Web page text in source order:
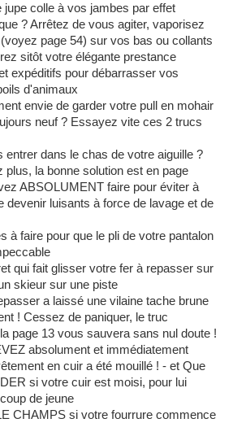
jupe colle à vos jambes par effet
? Arrêtez de vous agiter, vaporisez
page 54) sur vos bas ou collants
sitôt votre élégante prestance
expéditifs pour débarrasser vos
d'animaux
envie de garder votre pull en mohair
neuf ? Essayez vite ces 2 trucs
entrer dans le chas de votre aiguille ?
plus, la bonne solution est en page
ABSOLUMENT faire pour éviter à
devenir luisants à force de lavage et de
à faire pour que le pli de votre pantalon
qui fait glisser votre fer à repasser sur
skieur sur une piste
a laissé une vilaine tache brune
! Cessez de paniquer, le truc
page 13 vous sauvera sans nul doute !
absolument et immédiatement
en cuir a été mouillé ! - et Que
si votre cuir est moisi, pour lui
de jeune
CHAMPS si votre fourrure commence